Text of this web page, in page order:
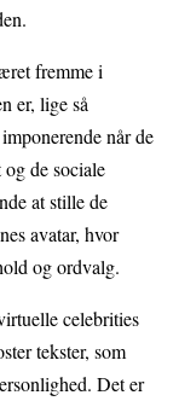
fremme i
er, lige så
når de
de sociale
at stille de
avatar, hvor
og ordvalg.
celebrities
tekster, som
Det er